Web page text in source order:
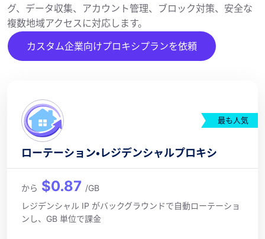
グ、データ収集、アカウント管理、ブロック対策、安全な
複数地域アクセスに対応します。
カスタム企業向けプロキシプランを依頼
最も人気
ローテーション・レジデンシャルプロキシ
から $0.87 /GB
レジデンシャル IP がバックグラウンドで自動ローテーショ
ンし、GB 単位で課金